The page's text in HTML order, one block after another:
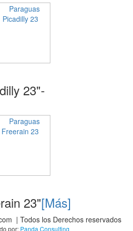
23"-
23"[Más]
| Todos los Derechos reservados
por: Panda Consulting